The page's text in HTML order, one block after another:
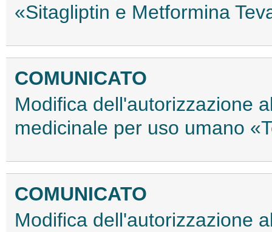
«Sitagliptin e Metformina
COMUNICATO
Modifica dell'autorizzazione
medicinale per uso umano
COMUNICATO
Modifica dell'autorizzazione